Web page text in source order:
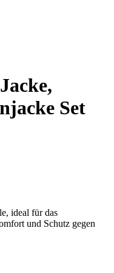
Jacke,
Set
ideal für das
und Schutz gegen